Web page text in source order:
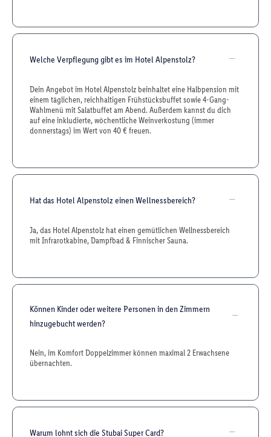
Welche Verpflegung gibt es im Hotel Alpenstolz?
Dein Angebot im Hotel Alpenstolz beinhaltet eine Halbpension mit
einem täglichen, reichhaltigen Frühstücksbuffet sowie 4-Gang-
Wahlmenü mit Salatbuffet am Abend. Außerdem kannst du dich
auf eine inkludierte, wöchentliche Weinverkostung (immer
donnerstags) im Wert von 40 € freuen.
Hat das Hotel Alpenstolz einen Wellnessbereich?
Ja, das Hotel Alpenstolz hat einen gemütlichen Wellnessbereich
mit Infrarotkabine, Dampfbad & Finnischer Sauna.
Können Kinder oder weitere Personen in den Zimmern
hinzugebucht werden?
Nein, im Komfort Doppelzimmer können maximal 2 Erwachsene
übernachten.
Warum lohnt sich die Stubai Super Card?